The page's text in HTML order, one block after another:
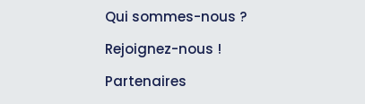
Qui sommes-nous ?
Rejoignez-nous !
Partenaires